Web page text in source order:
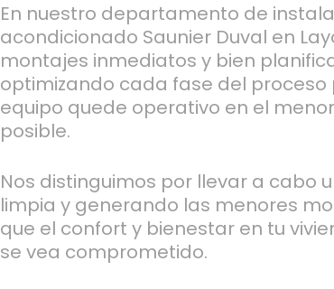
En nuestro departamento de
acondicionado Saunier Duval en
montajes inmediatos y bien
optimizando cada fase del proceso
equipo quede operativo en el
posible.
Nos distinguimos por llevar a cabo
limpia y generando las menores
que el confort y bienestar en tu
se vea comprometido.